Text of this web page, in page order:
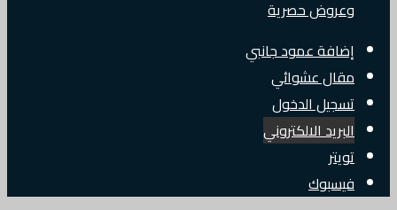
وعروض حصرية
إضافة عمود جانبي
مقال عشوائي
تسجيل الدخول
البريد الالكتروني
تويتر
فيسبوك